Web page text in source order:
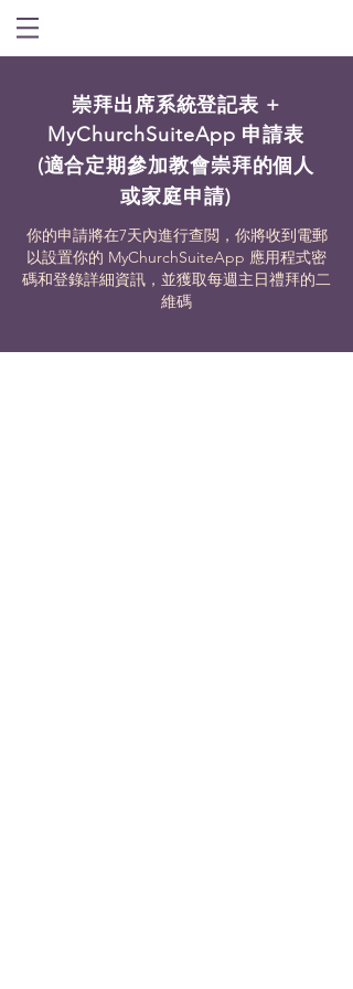
崇拜出席系統登記表 +
MyChurchSuiteApp 申請表
(適合定期參加教會崇拜的個人
或家庭申請)
你的申請將在7天內進行查閲，你將收到電郵
以設置你的 MyChurchSuiteApp 應用程式密
碼和登錄詳細資訊，並獲取每週主日禮拜的二
維碼